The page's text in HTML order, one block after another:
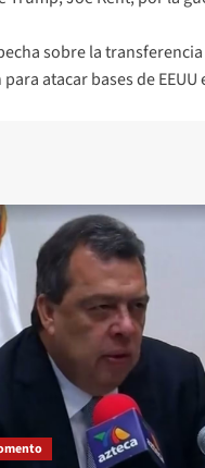
sobre la
para atacar bases de